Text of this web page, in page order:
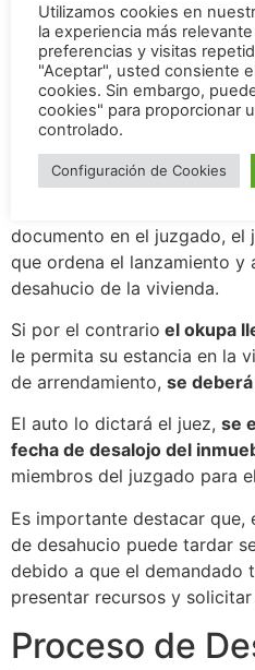
Cuando la demanda ha sido
emite un documento
permite al okupante ilegal
presentar alguna prueba
como un contrato de
propiedad.
documento en el juzgado, el
que ordena el lanzamiento y
desahucio de la vivienda.
Si por el contrario el okupa
le permita su estancia en la
de arrendamiento, se
El auto lo dictará el juez, se
fecha de desalojo del
miembros del juzgado para
Es importante destacar que,
de desahucio puede tardar
debido a que el demandado
presentar recursos y
Proceso de
Utilizamos cookies en
la experiencia más
preferencias y visitas
"Aceptar", usted consiente
cookies. Sin embargo,
cookies" para proporcionar
controlado.
Configuración de Cookies